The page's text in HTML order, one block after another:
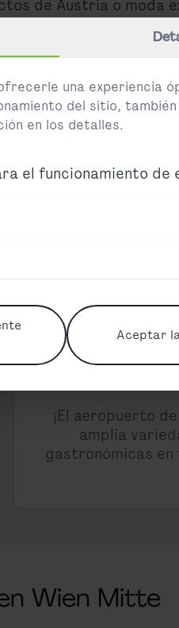
una experiencia
del sitio,
en los detalles.
el funcionamiento de
Aceptar
de Austria o moda
de Viena de un
diariamente entre
de
¡El aeropuerto
amplia
gastronómicas
Wien Mitte